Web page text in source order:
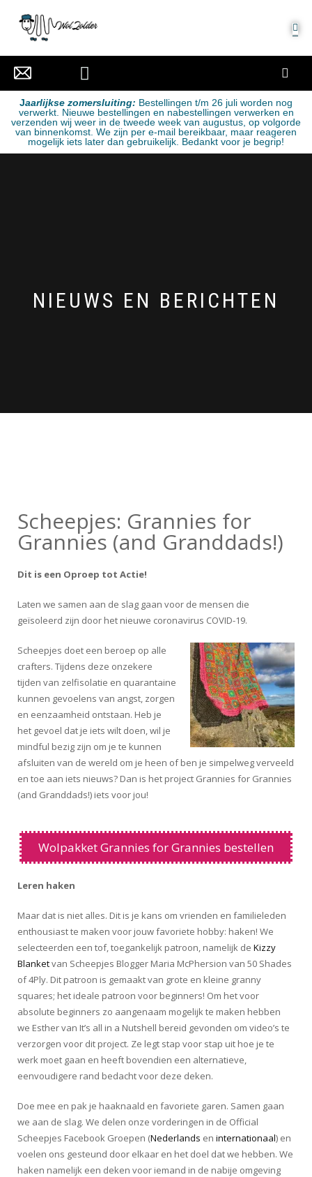
Jaarlijkse zomersluiting: Bestellingen t/m 26 juli worden nog
verwerkt. Nieuwe bestellingen en nabestellingen verwerken en
verzenden wij weer in de tweede week van augustus, op volgorde
van binnenkomst. We zijn per e-mail bereikbaar, maar reageren
mogelijk iets later dan gebruikelijk. Bedankt voor je begrip!
NIEUWS EN BERICHTEN
Scheepjes: Grannies for
Grannies (and Granddads!)
Dit is een Oproep tot Actie!
Laten we samen aan de slag gaan voor de mensen die
geïsoleerd zijn door het nieuwe coronavirus COVID-19.
Scheepjes doet een beroep op alle
crafters. Tijdens deze onzekere
tijden van zelfisolatie en quarantaine
kunnen gevoelens van angst, zorgen
en eenzaamheid ontstaan. Heb je
het gevoel dat je iets wilt doen, wil je
mindful bezig zijn om je te kunnen
afsluiten van de wereld om je heen of ben je simpelweg verveeld
en toe aan iets nieuws? Dan is het project Grannies for Grannies
(and Granddads!) iets voor jou!
Wolpakket Grannies for Grannies bestellen
Leren haken
Maar dat is niet alles. Dit is je kans om vrienden en familieleden
enthousiast te maken voor jouw favoriete hobby: haken! We
selecteerden een tof, toegankelijk patroon, namelijk de Kizzy
Blanketvan Scheepjes Blogger Maria McPhersion van 50 Shades
of 4Ply. Dit patroon is gemaakt van grote en kleine granny
squares; het ideale patroon voor beginners! Om het voor
absolute beginners zo aangenaam mogelijk te maken hebben
we Esther van It’s all in a Nutshell bereid gevonden om video’s te
verzorgen voor dit project. Ze legt stap voor stap uit hoe je te
werk moet gaan en heeft bovendien een alternatieve,
eenvoudigere rand bedacht voor deze deken.
Doe mee en pak je haaknaald en favoriete garen. Samen gaan
we aan de slag. We delen onze vorderingen in de Official
Scheepjes Facebook Groepen (Nederlands en internationaal) en
voelen ons gesteund door elkaar en het doel dat we hebben. We
haken namelijk een deken voor iemand in de nabije omgeving